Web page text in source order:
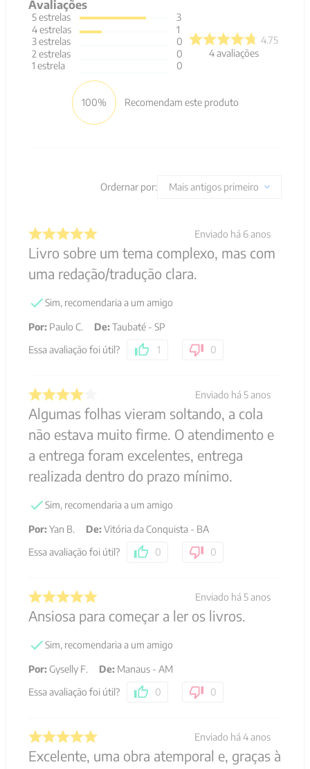
Avaliações
5estrelas
4estrelas
3estrelas
2 estrelas
1 estrela
3
1
0
0
0
4.75
4avaliações
100% Recomendam este produto
Ordernar por: Mais antigos primeiro
Enviado há 6 anos
Livro sobre um tema complexo, mas com
uma redação/tradução clara.
Sim, recomendaria a um amigo
Por: Paulo C. De:Taubaté - SP
Essa avaliação foi útil?
1 0
Enviado há 5 anos
Algumas folhas vieram soltando, a cola
não estava muito firme. O atendimento e
a entrega foram excelentes, entrega
realizada dentro do prazo mínimo.
Sim, recomendaria a um amigo
Por:Yan B. De:Vitória da Conquista - BA
Essa avaliação foi útil?
0 0
Enviado há 5 anos
Ansiosa para começar a ler os livros.
Sim, recomendaria a um amigo
Por:Gyselly F. De: Manaus - AM
Essa avaliação foi útil?
0 0
Enviado há 4 anos
Excelente, uma obra atemporal e, graças à